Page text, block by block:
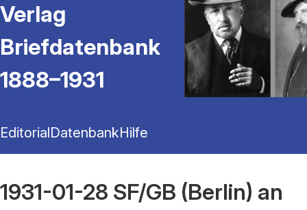
Verlag
Briefdatenbank
1888–1931
EditorialDatenbankHilfe
1931-01-28 SF/GB (Berlin) an